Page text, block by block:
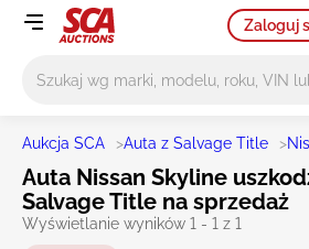
Zaloguj
Aukcja SCA >Auta z Salvage Title >
Auta Nissan Skyline
Salvage Title na sprzedaż
Wyświetlanie wyników 1 - 1 z 1